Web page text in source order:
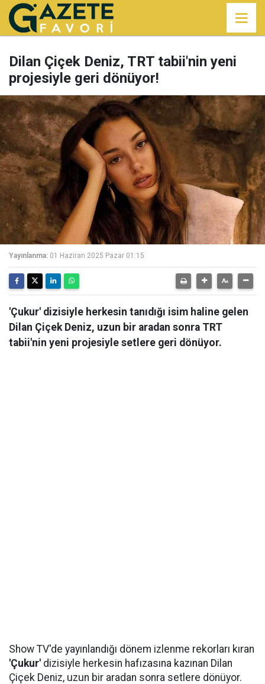
Dilan Çiçek Deniz, TRT tabii'nin yeni
projesiyle geri dönüyor!
Yayınlanma: 01 Haziran 2025 Pazar 01:15
'Çukur' dizisiyle herkesin tanıdığı isim haline gelen
Dilan Çiçek Deniz, uzun bir aradan sonra TRT
tabii'nin yeni projesiyle setlere geri dönüyor.
Show TV'de yayınlandığı dönem izlenme rekorları kıran
'Çukur' dizisiyle herkesin hafızasına kazınan Dilan
Çiçek Deniz, uzun bir aradan sonra setlere dönüyor.